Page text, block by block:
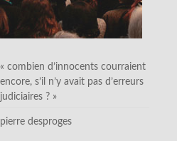
« combien d’innocents courraient
encore, s’il n’y avait pas d’erreurs
judiciaires ? »
pierre desproges